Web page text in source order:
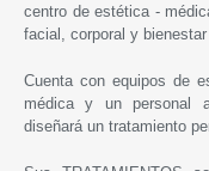
centro de estética -
facial, corporal y bienestar
Cuenta con equipos de
médica y un personal
diseñará un tratamiento